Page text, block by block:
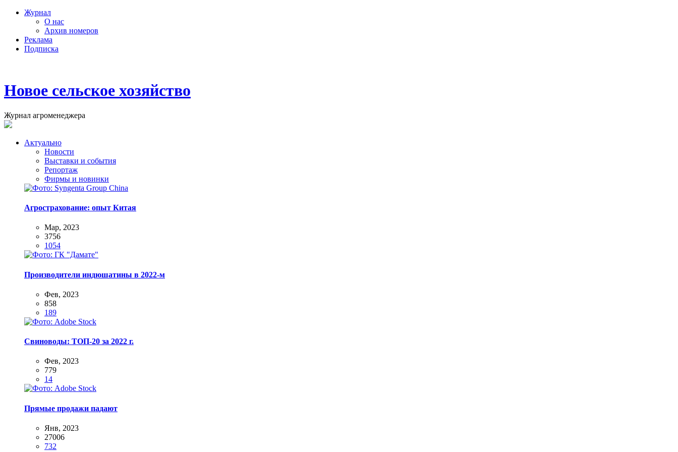
Журнал
О нас
Архив номеров
Реклама
Подписка
Новое сельское хозяйство
Журнал агроменеджера
Актуально
Новости
Выставки и события
Репортаж
Фирмы и новинки
Агрострахование: опыт Китая
Мар, 2023
3756
1054
Производители индюшатины в 2022-м
Фев, 2023
858
189
Свиноводы: ТОП-20 за 2022 г.
Фев, 2023
779
14
Прямые продажи падают
Янв, 2023
27006
732